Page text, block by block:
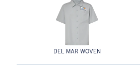
DEL MAR WOVEN